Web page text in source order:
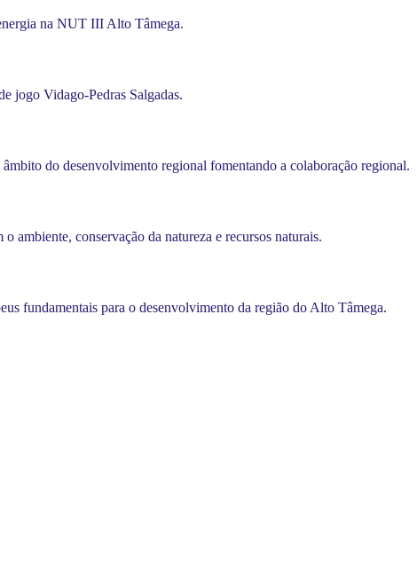
na NUT III Alto Tâmega.
jogo Vidago-Pedras Salgadas.
do desenvolvimento regional fomentando a colaboração regional.
ambiente, conservação da natureza e recursos naturais.
fundamentais para o desenvolvimento da região do Alto Tâmega.